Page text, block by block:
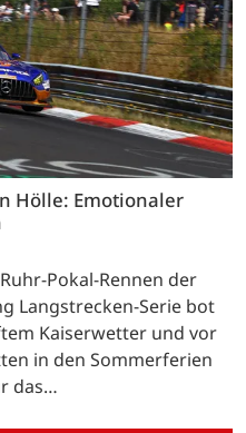
Hölle: Emotionaler
Pokal-Rennen der
Langstrecken-Serie bot
Kaiserwetter und vor
in den Sommerferien
das…